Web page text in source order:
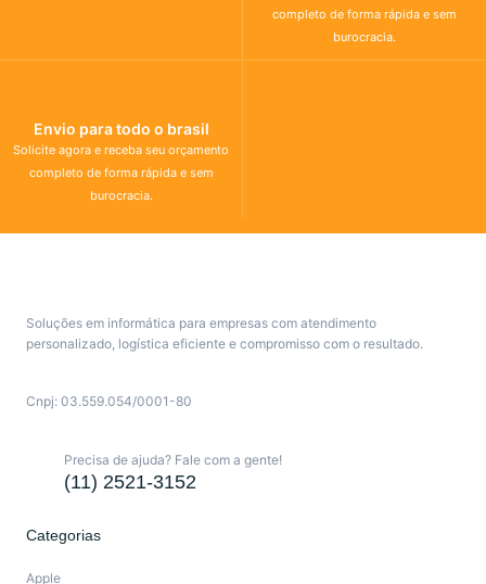
completo de forma rápida e sem
burocracia.
Envio para todo o brasil
Solicite agora e receba seu orçamento
completo de forma rápida e sem
burocracia.
Soluções em informática para empresas com atendimento
personalizado, logística eficiente e compromisso com o resultado.
Cnpj: 03.559.054/0001-80
Precisa de ajuda? Fale com a gente!
(11) 2521-3152
Categorias
Apple